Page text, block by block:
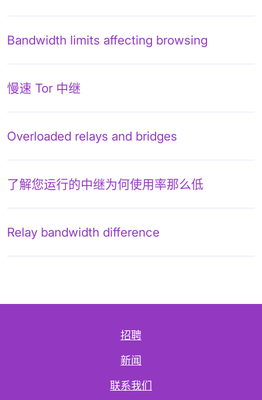
Bandwidth limits affecting browsing
慢速 Tor 中继
Overloaded relays and bridges
了解您运行的中继为何使用率那么低
Relay bandwidth difference
招聘
新闻
联系我们